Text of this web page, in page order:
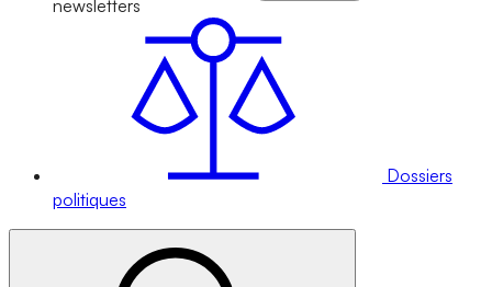
newsletters
Dossiers
politiques